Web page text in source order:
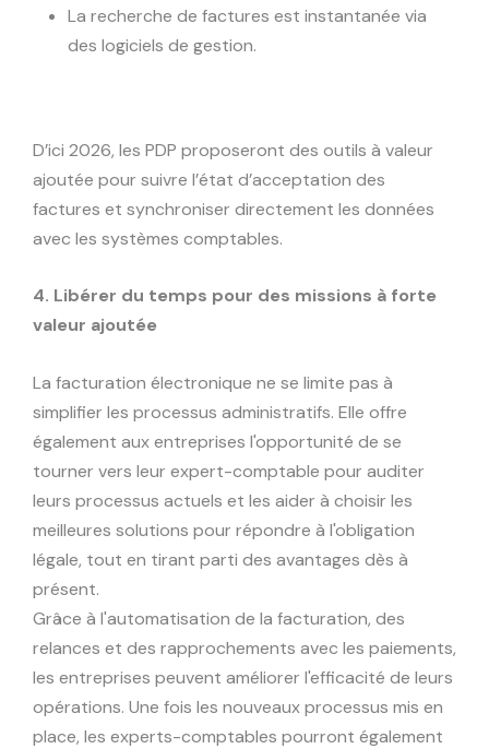
La recherche de factures est instantanée via
des logiciels de gestion.
D’ici 2026, les PDP proposeront des outils à valeur
ajoutée pour suivre l’état d’acceptation des
factures et synchroniser directement les données
avec les systèmes comptables.
4. Libérer du temps pour des missions à forte
valeur ajoutée
La facturation électronique ne se limite pas à
simplifier les processus administratifs. Elle offre
également aux entreprises l'opportunité de se
tourner vers leur expert-comptable pour auditer
leurs processus actuels et les aider à choisir les
meilleures solutions pour répondre à l'obligation
légale, tout en tirant parti des avantages dès à
présent.
Grâce à l'automatisation de la facturation, des
relances et des rapprochements avec les paiements,
les entreprises peuvent améliorer l'efficacité de leurs
opérations. Une fois les nouveaux processus mis en
place, les experts-comptables pourront également